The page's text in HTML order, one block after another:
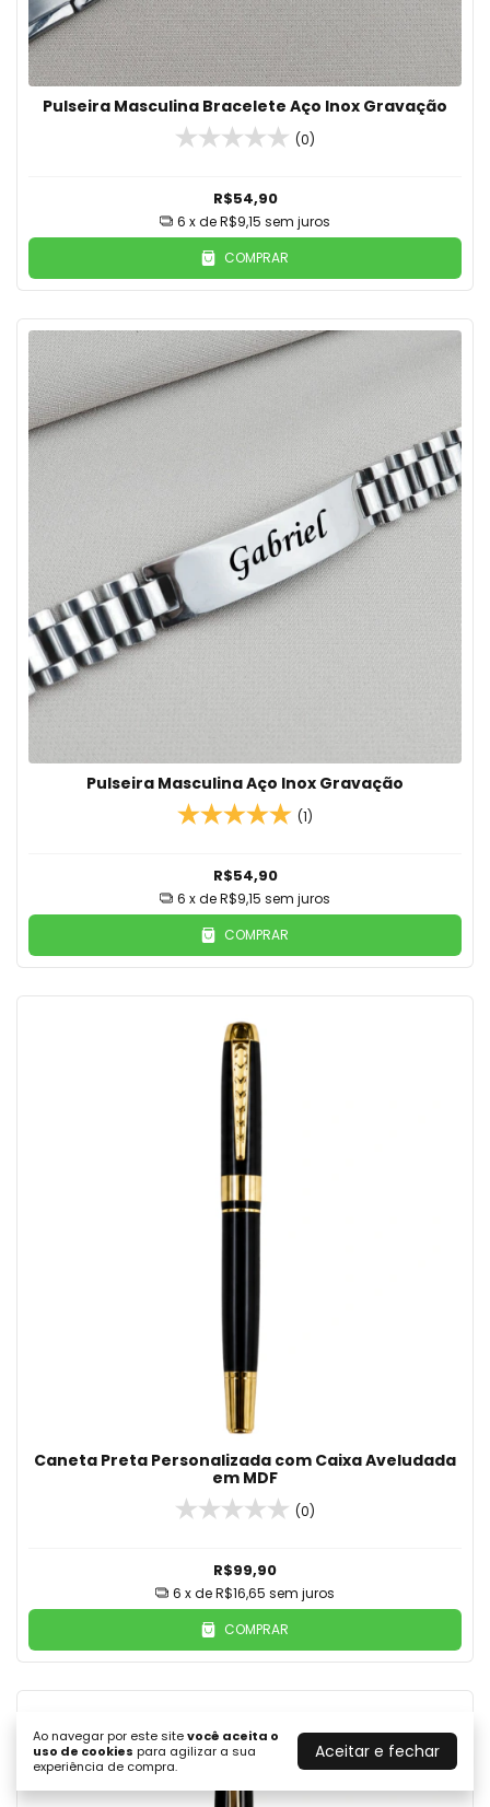
Ao navegar por este sitevocê aceita o
uso de cookies para agilizar a sua
experiência de compra.
Aceitar e fechar
Pulseira Masculina Bracelete Aço Inox Gravação
(0)
R$54,90
6 x deR$9,15 sem juros
COMPRAR
Pulseira Masculina Aço Inox Gravação
(1)
R$54,90
6 x deR$9,15 sem juros
COMPRAR
Caneta Preta Personalizada com Caixa Aveludada
em MDF
(0)
R$99,90
6 x deR$16,65 sem juros
COMPRAR